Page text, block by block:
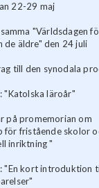
22-29 maj
"Världsdagen
de äldre" den 24 juli
till den synodala
"Katolska läroår"
på promemorian om
för fristående skolor
inriktning "
"En kort introduktion